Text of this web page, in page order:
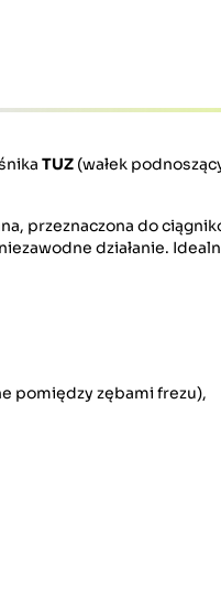
TUZ (wałek
przeznaczona do
działanie.
pomiędzy zębami frezu),